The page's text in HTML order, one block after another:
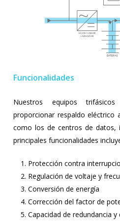
Funcionalidades
Nuestros equipos
proporcionar respaldo eléctrico
como los de centros de datos,
principales funcionalidades
Protección contra
Regulación de voltaje y
Conversión de energía
Corrección del factor de
Capacidad de redundancia y